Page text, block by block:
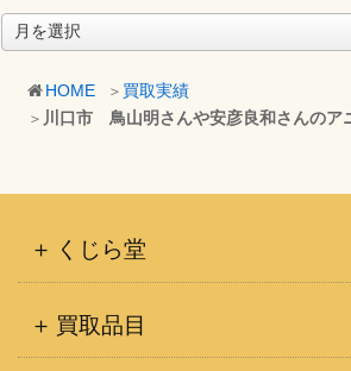
HOME
買取実績
川口市 鳥山明さんや安彦良和さんの
ア
ー
くじら堂
買取品目